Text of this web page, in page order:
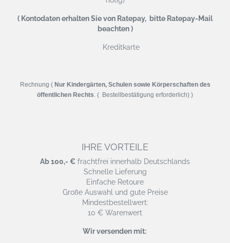
( Kontodaten erhalten Sie von Ratepay, bitte Ratepay-Mail
beachten )
Kreditkarte
Rechnung ( Nur Kindergärten, Schulen sowie Körperschaften des
öffentlichen Rechts . ( Bestellbestätigung erforderlich) )
IHRE VORTEILE
Ab 100,- € frachtfrei innerhalb Deutschlands
Schnelle Lieferung
Einfache Retoure
Große Auswahl und gute Preise
Mindestbestellwert:
10 € Warenwert
Wir versenden mit: